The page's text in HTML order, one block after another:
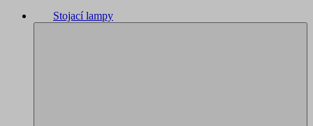
Stojací lampy